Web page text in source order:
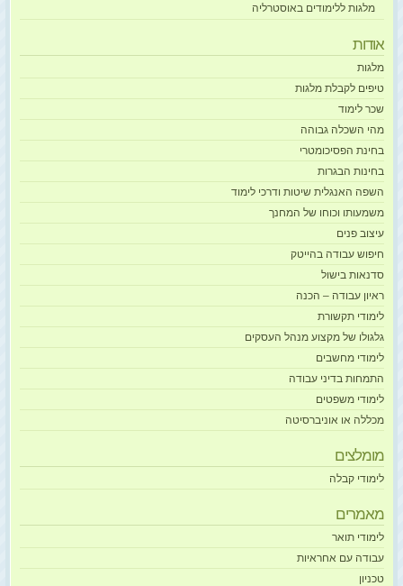
מלגות ללימודים באוסטרליה
אודות
מלגות
טיפים לקבלת מלגות
שכר לימוד
מהי השכלה גבוהה
בחינת הפסיכומטרי
בחינות הבגרות
השפה האנגלית שיטות ודרכי לימוד
משמעותו וכוחו של המחנך
עיצוב פנים
חיפוש עבודה בהייטק
סדנאות בישול
ראיון עבודה – הכנה
לימודי תקשורת
גלגולו של מקצוע מנהל העסקים
לימודי מחשבים
התמחות בדיני עבודה
לימודי משפטים
מכללה או אוניברסיטה
מומלצים
לימודי קבלה
מאמרים
לימודי תואר
עבודה עם אחראיות
טכניון